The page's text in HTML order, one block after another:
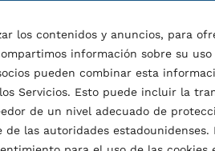
los contenidos y anuncios, para
información sobre su
pueden combinar esta
Servicios. Esto puede incluir la
de un nivel adecuado de
las autoridades